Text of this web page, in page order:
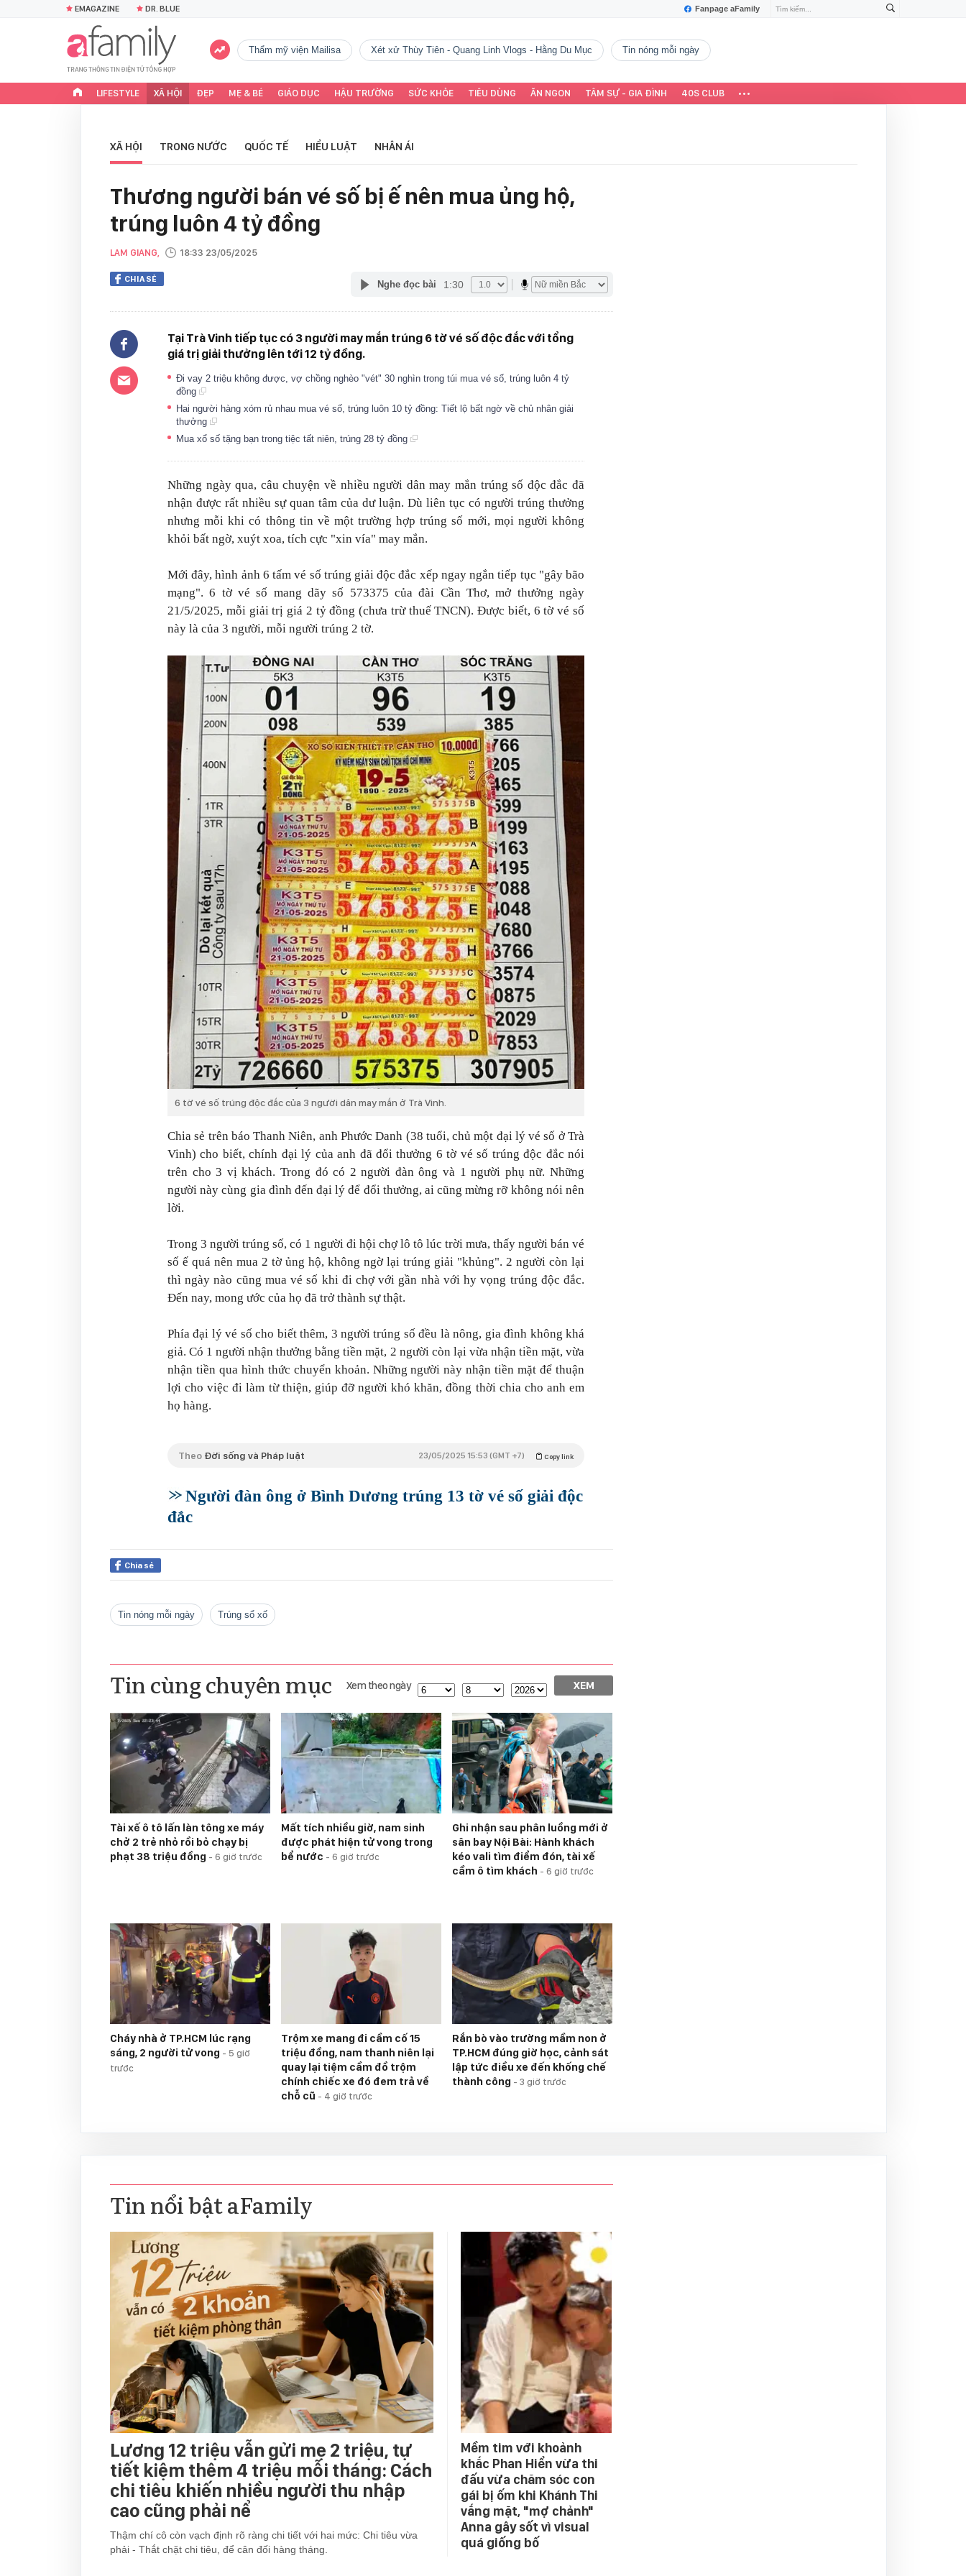
Fanpage aFamily
EMAGAZINE DR. BLUE
Thẩm mỹ viện Mailisa Xét xử Thùy Tiên - Quang Linh Vlogs - Hằng Du Mục tin nóng mỗi ngày
LIFESTYLE XÃ HỘI ĐẸP MẸ & BÉ GIÁO DỤC HẬU TRƯỜNG SỨC KHỎE TIÊU DÙNG ĂN NGON TÂM SỰ - GIA ĐÌNH 40S CLUB
XÃ HỘI TRONG NƯỚC QUỐC TẾ HIỂU LUẬT NHÂN ÁI
Thương người bán vé số bị ế nên mua ủng hộ,
trúng luôn 4 tỷ đồng
LAM GIANG, 18:33 23/05/2025
CHIA SẺ Nghe đọc bài 1:30
Tại Trà Vinh tiếp tục có 3 người may mắn trúng 6 tờ vé số độc đắc với tổng
giá trị giải thưởng lên tới 12 tỷ đồng.
Đi vay 2 triệu không được, vợ chồng nghèo "vét" 30 nghìn trong túi mua vé số, trúng luôn 4 tỷ
đồng
Hai người hàng xóm rủ nhau mua vé số, trúng luôn 10 tỷ đồng: Tiết lộ bất ngờ về chủ nhân giải
thưởng
Mua xổ số tặng bạn trong tiệc tất niên, trúng 28 tỷ đồng
Những ngày qua, câu chuyện về nhiều người dân may mắn trúng số độc đắc đã
nhận được rất nhiều sự quan tâm của dư luận. Dù liên tục có người trúng thưởng
nhưng mỗi khi có thông tin về một trường hợp trúng số mới, mọi người không
khỏi bất ngờ, xuýt xoa, tích cực "xin vía" may mắn.
Mới đây, hình ảnh 6 tấm vé số trúng giải độc đắc xếp ngay ngắn tiếp tục "gây bão
mạng". 6 tờ vé số mang dãy số 573375 của đài Cần Thơ, mở thưởng ngày
21/5/2025, mỗi giải trị giá 2 tỷ đồng (chưa trừ thuế TNCN). Được biết, 6 tờ vé số
này là của 3 người, mỗi người trúng 2 tờ.
6 tờ vé số trúng độc đắc của 3 người dân may mắn ở Trà Vinh.
Chia sẻ trên báoThanh Niên, anh Phước Danh (38 tuổi, chủ một đại lý vé số ở Trà
Vinh) cho biết, chính đại lý của anh đã đổi thưởng 6 tờ vé số trúng độc đắc nói
trên cho 3 vị khách. Trong đó có 2 người đàn ông và 1 người phụ nữ. Những
người này cùng gia đình đến đại lý để đổi thưởng, ai cũng mừng rỡ không nói nên
lời.
Trong 3 người trúng số, có 1 người đi hội chợ lô tô lúc trời mưa, thấy người bán vé
số ế quá nên mua 2 tờ ủng hộ, không ngờ lại trúng giải "khủng". 2 người còn lại
thì ngày nào cũng mua vé số khi đi chợ với gần nhà với hy vọng trúng độc đắc.
Đến nay, mong ước của họ đã trở thành sự thật.
Phía đại lý vé số cho biết thêm, 3 người trúng số đều là nông, gia đình không khá
giả. Có 1 người nhận thưởng bằng tiền mặt, 2 người còn lại vừa nhận tiền mặt, vừa
nhận tiền qua hình thức chuyển khoản. Những người này nhận tiền mặt để thuận
lợi cho việc đi làm từ thiện, giúp đỡ người khó khăn, đồng thời chia cho anh em
họ hàng.
Theo Đời sống và Pháp luật Copy link
23/05/2025 15:53 (GMT +7)
Người đàn ông ở Bình Dương trúng 13 tờ vé số giải độc
đắc
Chia sẻ
tin nóng mỗi ngày Trúng sổ xố
Tin cùng chuyên mục Xem theo ngày XEM
Tài xế ô tô lấn làn tông xe máy
chở 2 trẻ nhỏ rồi bỏ chạy bị
phạt 38 triệu đồng - 6 giờ trước
Mất tích nhiều giờ, nam sinh
được phát hiện tử vong trong
bể nước - 6 giờ trước
Ghi nhận sau phân luồng mới ở
sân bay Nội Bài: Hành khách
kéo vali tìm điểm đón, tài xế
cầm ô tìm khách - 6 giờ trước
Cháy nhà ở TP.HCM lúc rạng
sáng, 2 người tử vong - 5 giờ
trước
Trộm xe mang đi cầm cố 15
triệu đồng, nam thanh niên lại
quay lại tiệm cầm đồ trộm
chính chiếc xe đó đem trả về
chỗ cũ - 4 giờ trước
Rắn bò vào trường mầm non ở
TP.HCM đúng giờ học, cảnh sát
lập tức điều xe đến khống chế
thành công - 3 giờ trước
Tin nổi bật aFamily
Lương 12 triệu vẫn gửi mẹ 2 triệu, tự
tiết kiệm thêm 4 triệu mỗi tháng: Cách
chi tiêu khiến nhiều người thu nhập
cao cũng phải nể
Thậm chí cô còn vạch định rõ ràng chi tiết với hai mức: Chi tiêu vừa
phải - Thắt chặt chi tiêu, để cân đối hàng tháng.
Mềm tim với khoảnh
khắc Phan Hiển vừa thi
đấu vừa chăm sóc con
gái bị ốm khi Khánh Thi
vắng mặt, "mợ chảnh"
Anna gây sốt vì visual
quá giống bố